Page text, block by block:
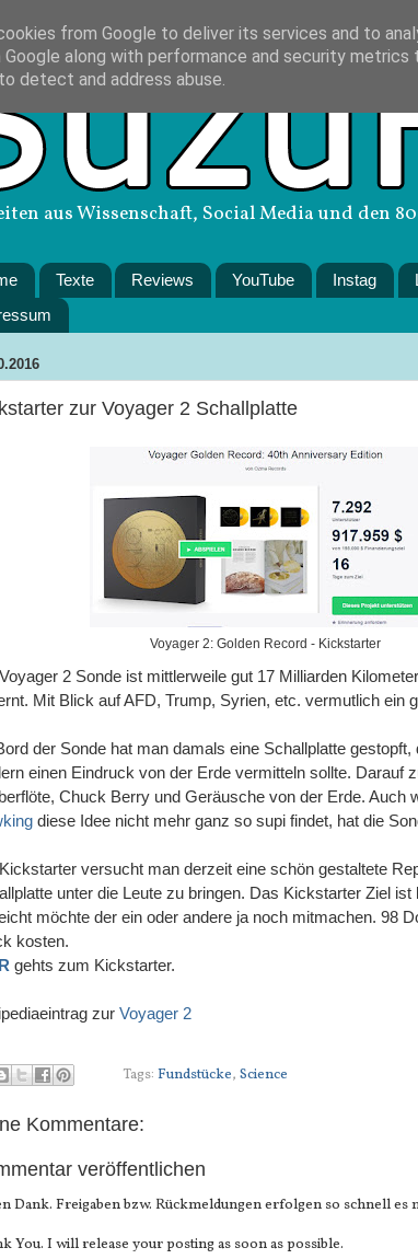
aus Wissenschaft, Social Media und den
Texte Reviews YouTube Instag
zur Voyager 2 Schallplatte
Voyager 2: Golden Record - Kickstarter
2 Sonde ist mittlerweile gut 17 Milliarden
Mit Blick auf AFD, Trump, Syrien, etc. vermutlich ein
der Sonde hat man damals eine Schallplatte
einen Eindruck von der Erde vermitteln sollte. Darauf
Chuck Berry und Geräusche von der Erde. Auch
diese Idee nicht mehr ganz so supi findet, hat die
versucht man derzeit eine schön gestaltete
unter die Leute zu bringen. Das Kickstarter Ziel ist
möchte der ein oder andere ja noch mitmachen. 98
kosten.
gehts zum Kickstarter.
zur Voyager 2
Tags: Fundstücke, Science
Kommentare:
veröffentlichen
Dank. Freigaben bzw. Rückmeldungen erfolgen so schnell es
You. I will release your posting as soon as possible.
from Google to deliver its services and to
Google along with performance and security
detect and address abuse.